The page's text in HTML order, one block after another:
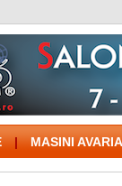
| MASINI